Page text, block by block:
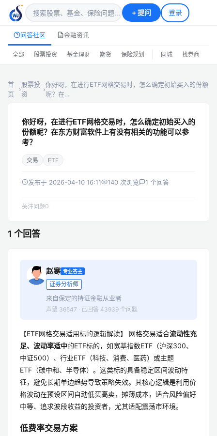
+提问 登录
问答社区 金融资讯
全部 股票投资 基金理财 期货 保险规划 同城 找券商
首
页
›
股票投
资
›
你好呀，在进行ETF网格交易时，怎么确定初始买入的份额
呢？在…
你好呀，在进行ETF网格交易时，怎么确定初始买入的
份额呢？在东方财富软件上有没有相关的功能可以参
考？
交易 ETF
发布于 2026-04-10 16:11 140 次浏览 1 个回答
关注问题0
1 个回答
赵寒 专业答主
证券分析师
来自保定的持证金融从业者
声望 36547 · 已回答 43939 个问题
【ETF网格交易适用标的逻辑解读】 网格交易适合流动性充
足、波动率适中的ETF标的，如宽基指数ETF（沪深300、
中证500）、行业ETF（科技、消费、医药）或主题
ETF（碳中和、半导体）。这类标的具备稳定区间波动特
征，避免长期单边趋势导致策略失效。其核心逻辑是利用价
格波动在预设区间自动低买高卖，摊薄成本，适合风险偏好
中等、追求波段收益的投资者，尤其适配震荡市环境。
低费率交易方案